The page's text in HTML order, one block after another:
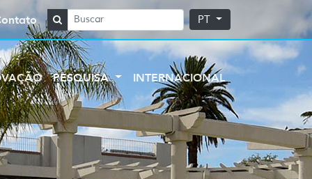
PT
PESQUISA INTERNACIONAL